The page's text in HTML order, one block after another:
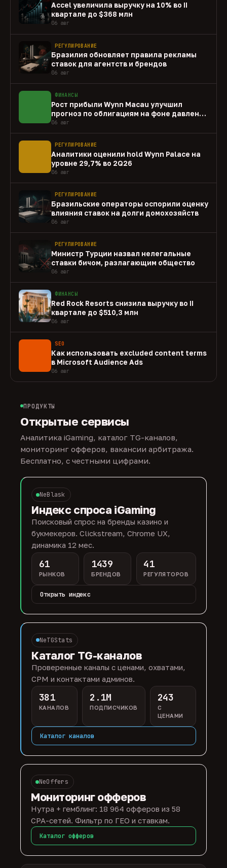
Accel увеличила выручку на 10% во II
квартале до $368 млн
06 авг
РЕГУЛИРОВАНИЕ
Бразилия обновляет правила рекламы
ставок для агентств и брендов
06 авг
ФИНАНСЫ
Рост прибыли Wynn Macau улучшил
прогноз по облигациям на фоне давления
capex
06 авг
РЕГУЛИРОВАНИЕ
Аналитики оценили hold Wynn Palace на
уровне 29,7% во 2Q26
06 авг
РЕГУЛИРОВАНИЕ
Бразильские операторы оспорили оценку
влияния ставок на долги домохозяйств
06 авг
РЕГУЛИРОВАНИЕ
Министр Турции назвал нелегальные
ставки бичом, разлагающим общество
06 авг
ФИНАНСЫ
Red Rock Resorts снизила выручку во II
квартале до $510,3 млн
06 авг
SEO
Как использовать excluded content terms
в Microsoft Audience Ads
06 авг
ПРОДУКТЫ
Открытые сервисы
Аналитика iGaming, каталог TG-каналов,
мониторинг офферов, вакансии арбитража.
Бесплатно, с честными цифрами.
NeBlask
Индекс спроса iGaming
Поисковый спрос на бренды казино и
букмекеров. Clickstream, Chrome UX,
динамика 12 мес.
61
РЫНКОВ
1439
БРЕНДОВ
41
РЕГУЛЯТОРОВ
Открыть индекс
NeTGStats
Каталог TG-каналов
Проверенные каналы с ценами, охватами,
CPM и контактами админов.
381
КАНАЛОВ
2.1M
ПОДПИСЧИКОВ
243
С
ЦЕНАМИ
Каталог каналов
NeOffers
Мониторинг офферов
Нутра + гемблинг: 18 964 офферов из 58
CPA-сетей. Фильтр по ГЕО и ставкам.
Каталог офферов